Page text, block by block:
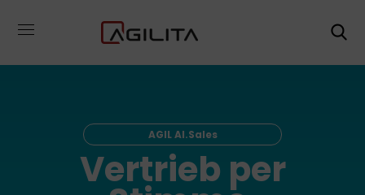
AGIL AI.Sales
Vertrieb per